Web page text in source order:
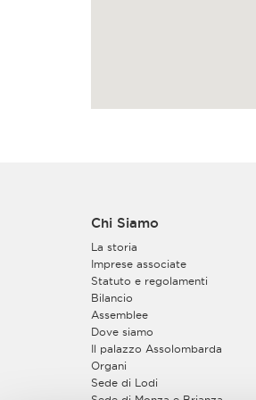
Chi Siamo
La storia
Imprese associate
Statuto e regolamenti
Bilancio
Assemblee
Dove siamo
Il palazzo Assolombarda
Organi
Sede di Lodi